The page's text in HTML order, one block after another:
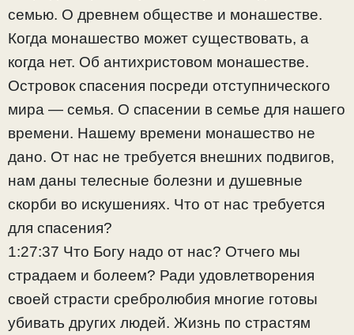
семью. О древнем обществе и монашестве.
Когда монашество может существовать, а
когда нет. Об антихристовом монашестве.
Островок спасения посреди отступнического
мира — семья. О спасении в семье для нашего
времени. Нашему времени монашество не
дано. От нас не требуется внешних подвигов,
нам даны телесные болезни и душевные
скорби во искушениях. Что от нас требуется
для спасения?
1:27:37 Что Богу надо от нас? Отчего мы
страдаем и болеем? Ради удовлетворения
своей страсти сребролюбия многие готовы
убивать других людей. Жизнь по страстям